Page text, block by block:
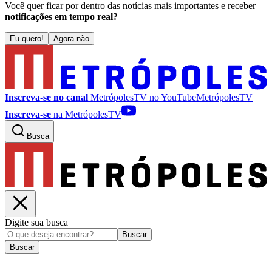
Você quer ficar por dentro das notícias mais importantes e receber
notificações em tempo real?
Eu quero! Agora não
Inscreva-se no canal MetrópolesTV noYouTubeMetrópolesTV
Inscreva-se na MetrópolesTV
Busca
Digite sua busca
Buscar
Buscar